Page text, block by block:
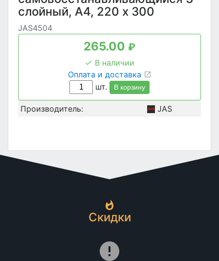
слойный, А4, 220 х 300
JAS4504
265.00 ₽
В наличии
Оплата и доставка
шт.
В корзину
Производитель: JAS
Скидки